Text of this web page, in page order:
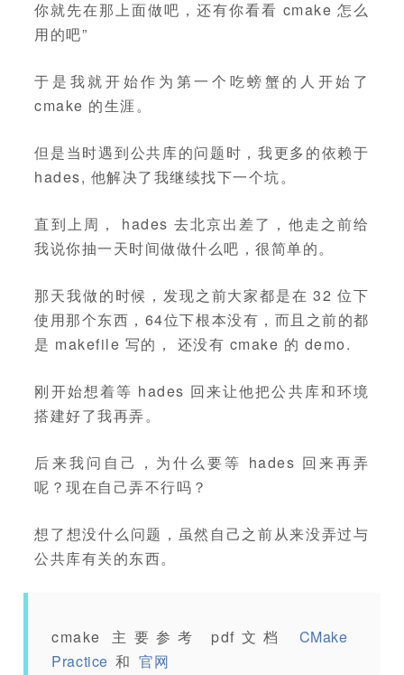
你就先在那上面做吧，还有你看看 cmake 怎么
用的吧”
于是我就开始作为第一个吃螃蟹的人开始了
cmake 的生涯。
但是当时遇到公共库的问题时，我更多的依赖于
hades, 他解决了我继续找下一个坑。
直到上周， hades 去北京出差了，他走之前给
我说你抽一天时间做做什么吧，很简单的。
那天我做的时候，发现之前大家都是在 32 位下
使用那个东西，64位下根本没有，而且之前的都
是 makefile 写的， 还没有 cmake 的 demo.
刚开始想着等 hades 回来让他把公共库和环境
搭建好了我再弄。
后来我问自己，为什么要等 hades 回来再弄
呢？现在自己弄不行吗？
想了想没什么问题，虽然自己之前从来没弄过与
公共库有关的东西。
cmake 主要参考 pdf文档
CMake
Practice 和 官网